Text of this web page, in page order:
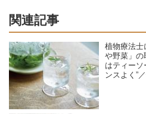
関連記事
植物療法士
や野菜」の
はティーソ
ンスよく”